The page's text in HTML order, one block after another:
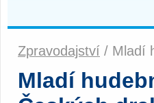
Zpravodajství / Mladí
Mladí